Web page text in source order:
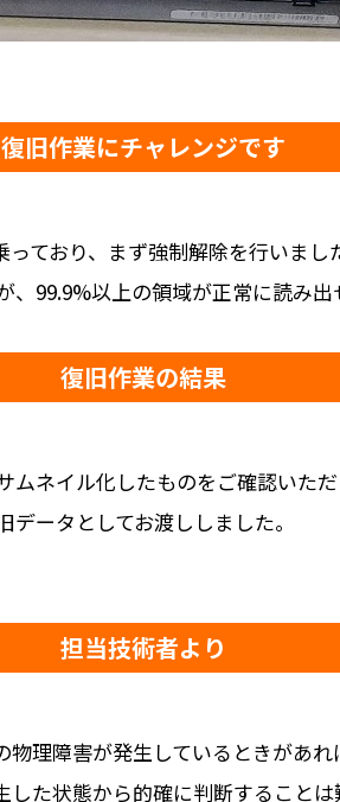
復旧作業にチャレンジです
ており、まず強制解除を行いま
99.9%以上の領域が正常に読み出
復旧作業の結果
ネイル化したものをご確認いた
ータとしてお渡ししました。
担当技術者より
理障害が発生しているときがあ
た状態から的確に判断すること